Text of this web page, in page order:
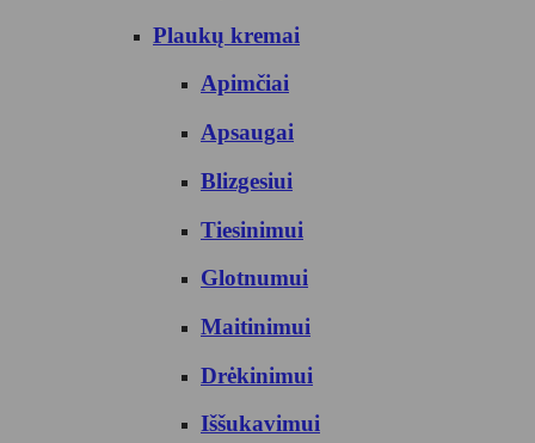
Plaukų kremai
Apimčiai
Apsaugai
Blizgesiui
Tiesinimui
Glotnumui
Maitinimui
Drėkinimui
Iššukavimui